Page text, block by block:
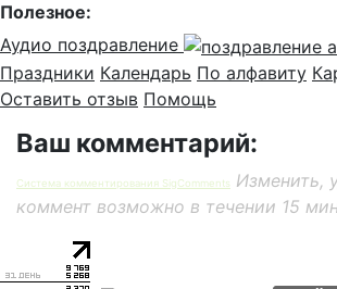
Полезное:
Аудио поздравление
Праздники Календарь По алфавиту
Оставить отзыв Помощь
Ваш комментарий:
Система комментирования SigComments
Изменить,
коммент возможно в течении 15